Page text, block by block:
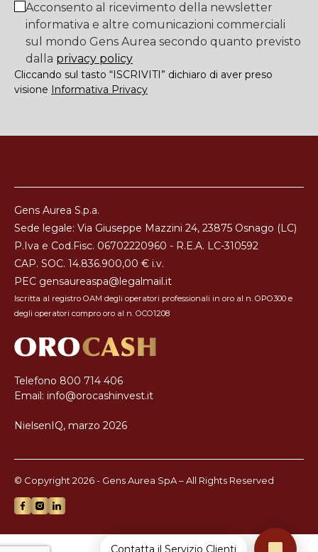
Acconsento al ricevimento della newsletter
informativa e altre comunicazioni commerciali
sul mondo Gens Aurea secondo quanto previsto
dalla privacy policy
Cliccando sul tasto “ISCRIVITI” dichiaro di aver preso
visione Informativa Privacy
Gens Aurea S.p.a.
Sede legale: Via Giuseppe Mazzini 24, 23875 Osnago (LC)
P.Iva e Cod.Fisc. 06702220960 - R.E.A. LC-310592
CAP. SOC. 14.836.900,00 € i.v.
PEC gensaureaspa@legalmail.it
Iscritta al registro OAM degli operatori professionali in oro al n. OPO300 e
degli operatori compro oro al n. OCO1208
Telefono 800 714 406
Email: info@orocashinvest.it
NielsenIQ, marzo 2026
© Copyright 2026 - Gens Aurea SpA – All Rights Reserved
Contatta il Servizio Clienti